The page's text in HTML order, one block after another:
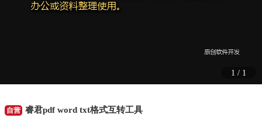
1 / 1
自营 睿君pdf word txt格式互转工具